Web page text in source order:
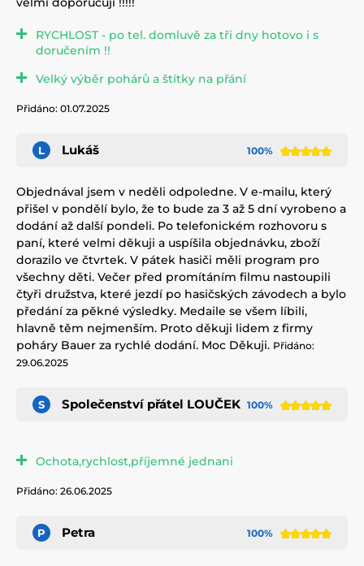
RYCHLOST - po tel. domluvě za tři dny hotovo i s
doručením !!
Velký výběr pohárů a štítky na přání
Přidáno: 01.07.2025
L Lukáš 100%
Objednával jsem v neděli odpoledne. V e-mailu, který
přišel v pondělí bylo, že to bude za 3 až 5 dní vyrobeno a
dodání až další pondeli. Po telefonickém rozhovoru s
paní, které velmi děkuji a uspíšila objednávku, zboží
dorazilo ve čtvrtek. V pátek hasiči měli program pro
všechny děti. Večer před promítáním filmu nastoupili
čtyři družstva, které jezdí po hasičských závodech a bylo
předání za pěkné výsledky. Medaile se všem líbili,
hlavně těm nejmenším. Proto děkuji lidem z firmy
poháry Bauer za rychlé dodání. Moc Děkuji. Přidáno:
29.06.2025
S Společenství přátel LOUČEK 100%
Ochota,rychlost,příjemné jednani
Přidáno: 26.06.2025
P Petra 100%